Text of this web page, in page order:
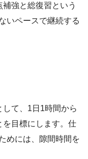
強と総復習という
いペースで継続する
て、1日1時間から
を目標にします。仕
めには、隙間時間を